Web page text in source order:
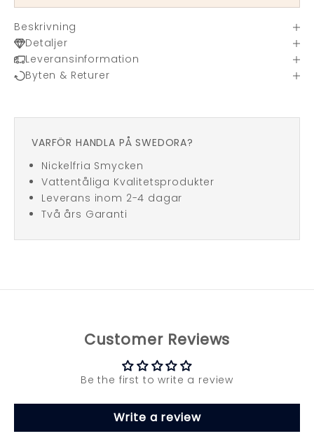
Beskrivning
Detaljer
Leveransinformation
Byten & Returer
VARFÖR HANDLA PÅ SWEDORA?
Nickelfria Smycken
Vattentåliga Kvalitetsprodukter
Leverans inom 2-4 dagar
Två års Garanti
Customer Reviews
Be the first to write a review
Write a review